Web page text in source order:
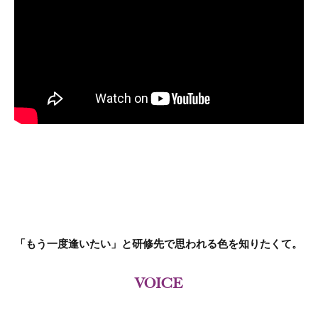
「もう一度逢いたい」と研修先で思われる色を知りたくて。
VOICE